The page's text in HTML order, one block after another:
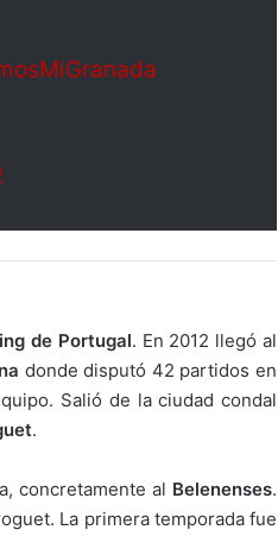
de Portugal. En 2012 llegó al
donde disputó 42 partidos en
Salió de la ciudad condal
.
concretamente al Belenenses.
La primera temporada fue